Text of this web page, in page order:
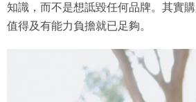
知識，而不是想詆毀任何品牌。其實
值得及有能力負擔就已足夠。